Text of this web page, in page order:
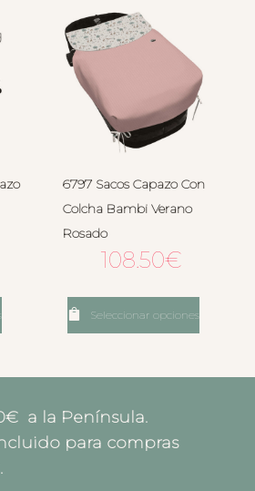
6797 Sacos Capazo Con
Colcha Bambi Verano
Rosado
108.50€
Seleccionar opciones
a la Península.
para compras